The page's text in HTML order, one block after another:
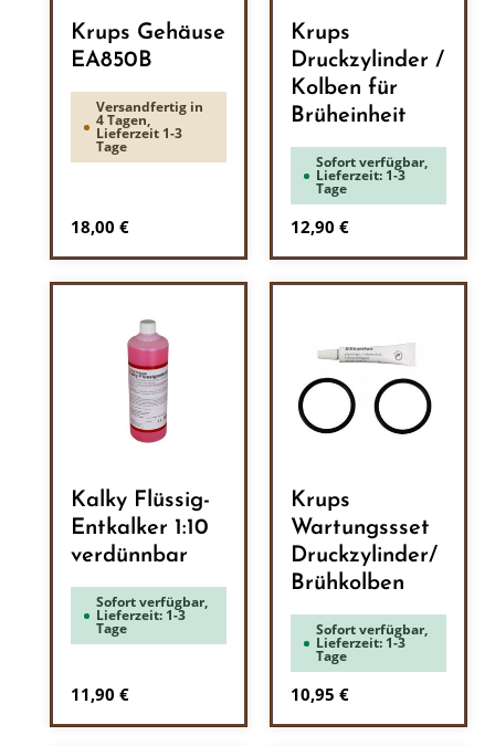
Krups Gehäuse
EA850B
Versandfertig in
4 Tagen,
Lieferzeit 1-3
Tage
Regulärer Preis:
18,00 €
Krups
Druckzylinder /
Kolben für
Brüheinheit
Sofort verfügbar,
Lieferzeit: 1-3
Tage
Regulärer Preis:
12,90 €
Kalky Flüssig-
Entkalker 1:10
verdünnbar
Sofort verfügbar,
Lieferzeit: 1-3
Tage
Regulärer Preis:
11,90 €
Krups
Wartungssset
Druckzylinder/
Brühkolben
Sofort verfügbar,
Lieferzeit: 1-3
Tage
Regulärer Preis:
10,95 €